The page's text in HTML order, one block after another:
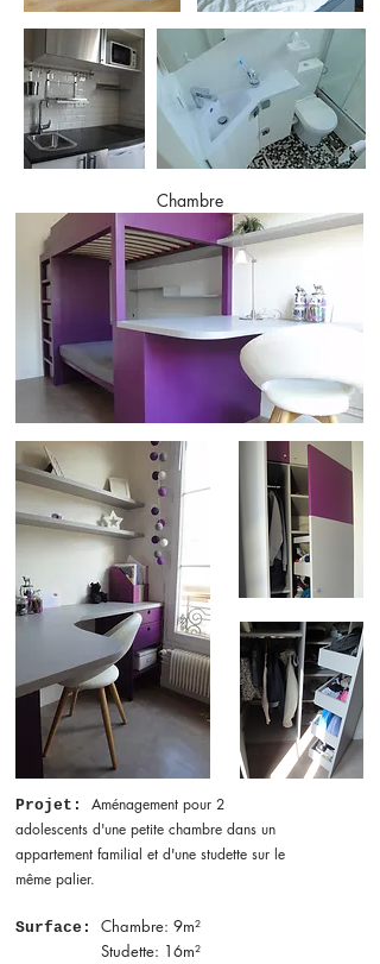
Chambre
Projet: Aménagement pour 2
adolescents d'une petite chambre dans un
appartement familial et d'une studette sur le
même palier.
Surface: Chambre: 9m²
Studette: 16m²